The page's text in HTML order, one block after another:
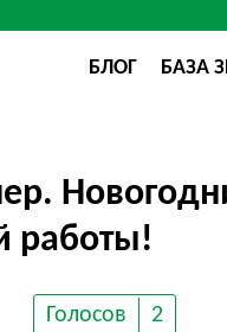
БЛОГ БАЗА
работы!
Голосов 2